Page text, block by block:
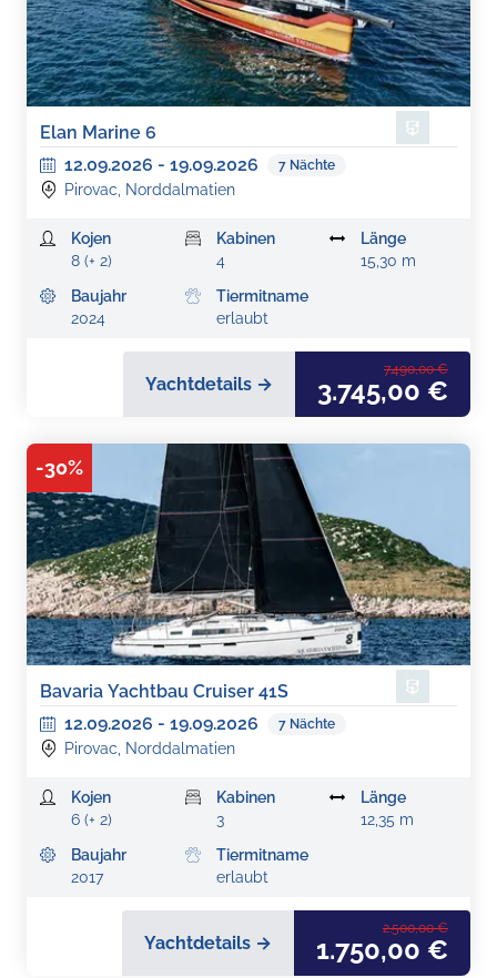
Elan Marine 6
12.09.2026 - 19.09.2026 7 Nächte
Pirovac, Norddalmatien
Kojen
8 (+ 2)
Kabinen
4
Länge
15,30 m
Baujahr
2024
Tiermitname
erlaubt
Yachtdetails →
7.490,00 €
3.745,00 €
-30%
Bavaria Yachtbau Cruiser 41S
12.09.2026 - 19.09.2026 7 Nächte
Pirovac, Norddalmatien
Kojen
6 (+ 2)
Kabinen
3
Länge
12,35 m
Baujahr
2017
Tiermitname
erlaubt
Yachtdetails →
2.500,00 €
1.750,00 €